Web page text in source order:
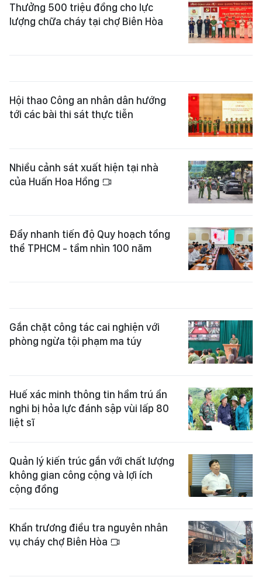
Thưởng 500 triệu đồng cho lực
lượng chữa cháy tại chợ Biên Hòa
Hội thao Công an nhân dân hướng
tới các bài thi sát thực tiễn
Nhiều cảnh sát xuất hiện tại nhà
của Huấn Hoa Hồng
Đẩy nhanh tiến độ Quy hoạch tổng
thể TPHCM - tầm nhìn 100 năm
Gắn chặt công tác cai nghiện với
phòng ngừa tội phạm ma túy
Huế xác minh thông tin hầm trú ẩn
nghi bị hỏa lực đánh sập vùi lấp 80
liệt sĩ
Quản lý kiến trúc gắn với chất lượng
không gian công cộng và lợi ích
cộng đồng
Khẩn trương điều tra nguyên nhân
vụ cháy chợ Biên Hòa